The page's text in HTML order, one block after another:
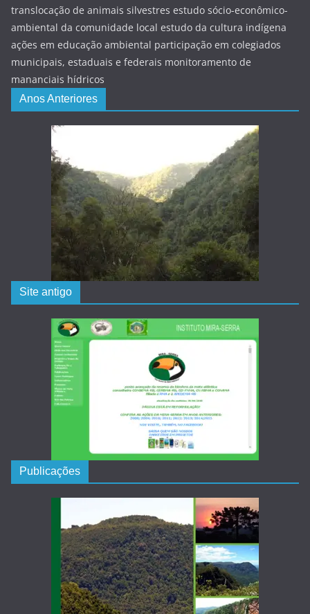
translocação de animais silvestres estudo sócio-econômico-
ambiental da comunidade local estudo da cultura indígena
ações em educação ambiental participação em colegiados
municipais, estaduais e federais monitoramento de
mananciais hídricos
Anos Anteriores
Site antigo
Publicações